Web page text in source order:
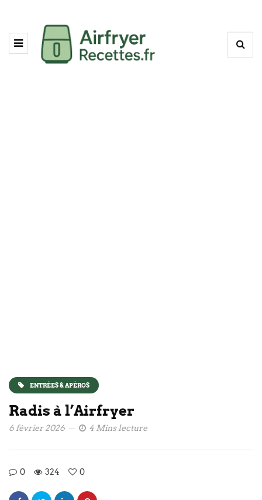
ENTRÉES & APÉROS
Radis à l’Airfryer
6 février 2026 4 Mins lecture
0 324 0